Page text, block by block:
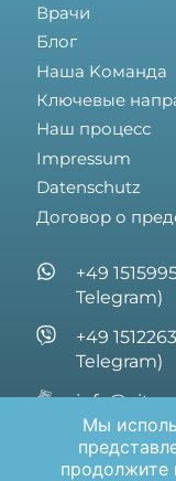
Врачи
Блог
Hаша Kоманда
Ключевые
Наш процесс
Impressum
Datenschutz
Договор о
+49
Telegram)
+49
Telegram)
info@vita-
Hanauer
Main
Мы
продолжите